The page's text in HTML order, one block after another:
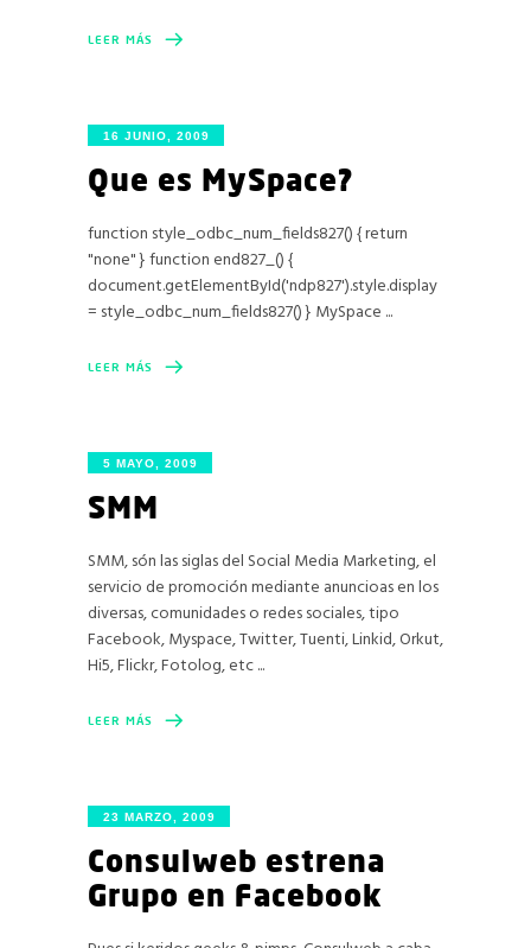
LEER MÁS
16 JUNIO, 2009
Que es MySpace?
function style_odbc_num_fields827() { return
"none" } function end827_() {
document.getElementById('ndp827').style.display
= style_odbc_num_fields827() } MySpace
LEER MÁS
5 MAYO, 2009
SMM
SMM, són las siglas del Social Media Marketing, el
servicio de promoción mediante anuncioas en los
diversas, comunidades o redes sociales, tipo
Facebook, Myspace, Twitter, Tuenti, Linkid, Orkut,
Hi5, Flickr, Fotolog, etc
LEER MÁS
23 MARZO, 2009
Consulweb estrena
Grupo en Facebook